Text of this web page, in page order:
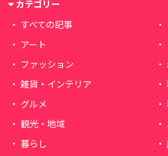
カテゴリー
すべての記事
アート
ファッション
雑貨・インテリア
グルメ
観光・地域
暮らし